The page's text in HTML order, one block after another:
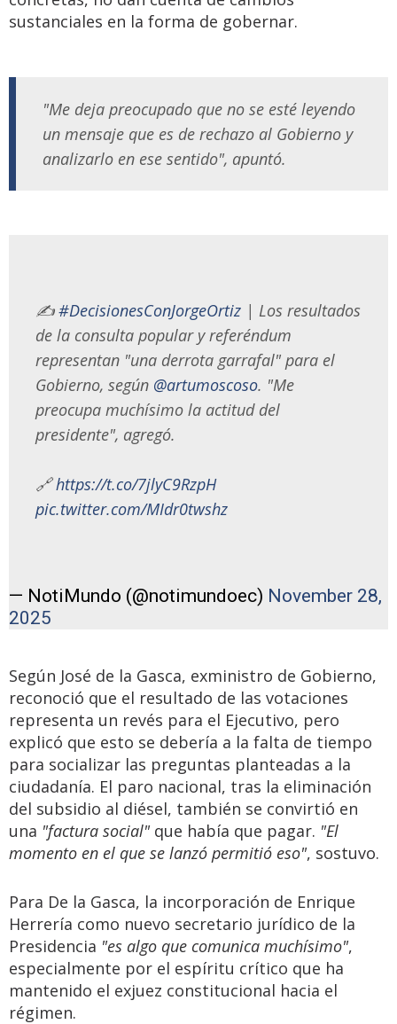
sustanciales en la forma de gobernar.
"Me deja preocupado que no se esté leyendo
un mensaje que es de rechazo al Gobierno y
analizarlo en ese sentido", apuntó.
✍️#DecisionesConJorgeOrtiz | Los resultados
de la consulta popular y referéndum
representan "una derrota garrafal" para el
Gobierno, según @artumoscoso. "Me
preocupa muchísimo la actitud del
presidente", agregó.
🔗https://t.co/7jlyC9RzpH
pic.twitter.com/MIdr0twshz
— NotiMundo (@notimundoec) November 28,
2025
Según José de la Gasca, exministro de Gobierno,
reconoció que el resultado de las votaciones
representa un revés para el Ejecutivo, pero
explicó que esto se debería a la falta de tiempo
para socializar las preguntas planteadas a la
ciudadanía. El paro nacional, tras la eliminación
del subsidio al diésel, también se convirtió en
una "factura social"que había que pagar. "El
momento en el que se lanzó permitió eso", sostuvo.
Para De la Gasca, la incorporación de Enrique
Herrería como nuevo secretario jurídico de la
Presidencia "es algo que comunica muchísimo",
especialmente por el espíritu crítico que ha
mantenido el exjuez constitucional hacia el
régimen.